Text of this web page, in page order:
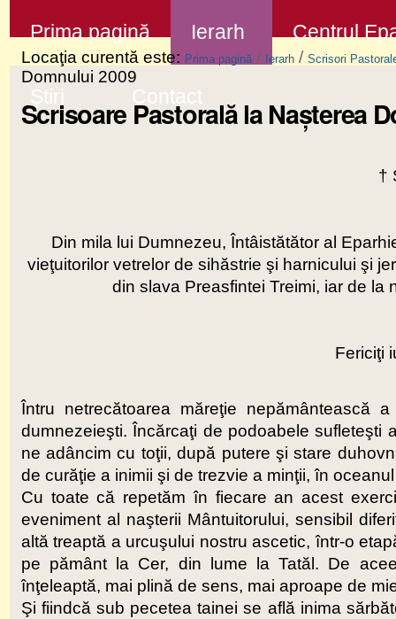
la
conţinut
Sari
Prima pagină Ierarh Centrul
Știri Contact
Locaţia curentă este: Prima pagină / Ierarh / Scrisori
Domnului 2009
Scrisoare Pastorală la Naşterea
†
Din mila lui Dumnezeu, Întâistătător al
vieţuitorilor vetrelor de sihăstrie şi harnicului şi
din slava Preasfintei Treimi, iar de
Fericiţi
Întru netrecătoarea măreţie
dumnezeieşti. Încărcaţi de podoabele sufleteşti
ne adâncim cu toţii, după putere şi stare
de curăţie a inimii şi de trezvie a minţii, în
Cu toate că repetăm în fiecare an acest
eveniment al naşterii Mântuitorului, sensibil
altă treaptă a urcuşului nostru ascetic, într-o
pe pământ la Cer, din lume la Tatăl. De
înţeleaptă, mai plină de sens, mai aproape de
Şi fiindcă sub pecetea tainei se află inima